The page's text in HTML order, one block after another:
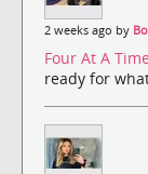
2 weeks ago by
Four At A Time
ready for